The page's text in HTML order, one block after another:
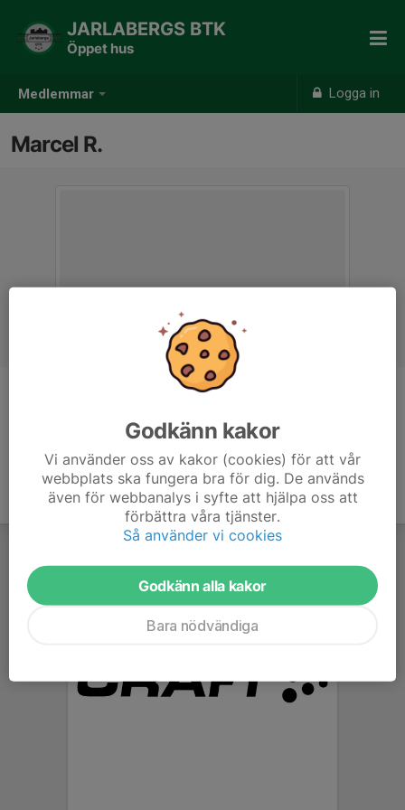
Medlemmar Logga in
JARLABERGS BTK
Öppet hus
Marcel R.
Godkänn kakor
Vi använder oss av kakor (cookies) för att vår
webbplats ska fungera bra för dig. De används
även för webbanalys i syfte att hjälpa oss att
förbättra våra tjänster.
Så använder vi cookies
Godkänn alla kakor
Bara nödvändiga